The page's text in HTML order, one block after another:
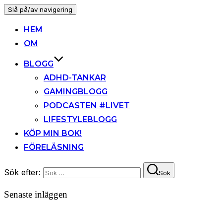
Slå på/av navigering
HEM
OM
BLOGG
ADHD-TANKAR
GAMINGBLOGG
PODCASTEN #LIVET
LIFESTYLEBLOGG
KÖP MIN BOK!
FÖRELÄSNING
Sök efter: Sök
Senaste inläggen